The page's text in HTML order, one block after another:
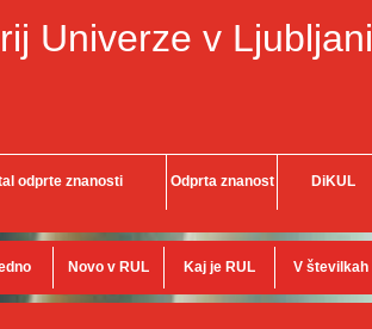
Univerze v Ljubljani
odprte znanosti Odprta znanost DiKUL
Novo v RUL Kaj je RUL V številkah